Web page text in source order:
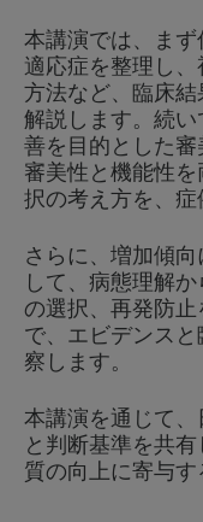
本講演では、ま
適応症を整理し
方法など、臨床
解説します。続
善を目的とした審
審美性と機能性
択の考え方を、症
さらに、増加傾
して、病態理解
の選択、再発防
で、エビデンス
察します。
本講演を通じて
と判断基準を共
質の向上に寄与す